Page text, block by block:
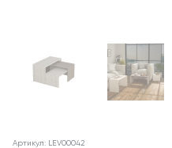
Артикул: LEV00042